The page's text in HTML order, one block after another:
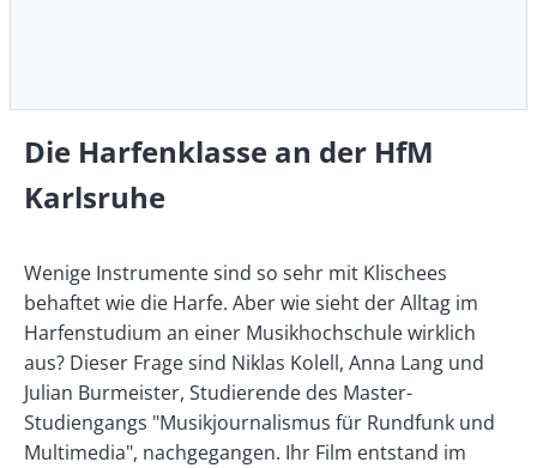
Die Harfenklasse an der HfM
Karlsruhe
Description
Wenige Instrumente sind so sehr mit Klischees
behaftet wie die Harfe. Aber wie sieht der Alltag im
Harfenstudium an einer Musikhochschule wirklich
aus? Dieser Frage sind Niklas Kolell, Anna Lang und
Julian Burmeister, Studierende des Master-
Studiengangs "Musikjournalismus für Rundfunk und
Multimedia", nachgegangen. Ihr Film entstand im